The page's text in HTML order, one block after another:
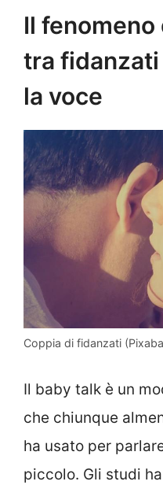
Il
tra
la voce
Coppia di fidanzati
Il baby talk è un
che chiunque
ha usato per
piccolo. Gli studi